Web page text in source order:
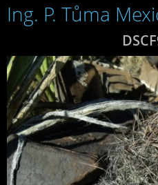
Ing. P. Tůma